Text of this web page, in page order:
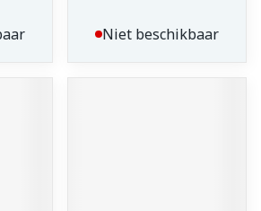
Niet beschikbaar